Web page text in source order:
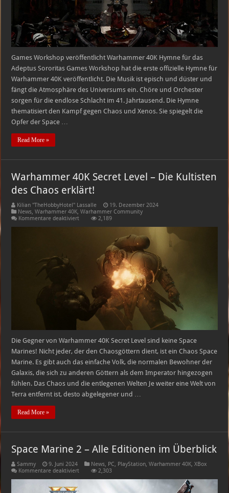
Games Workshop veröffentlicht Warhammer 40K Hymne für das
Adeptus Sororitas Games Workshop hat die erste offizielle Hymne für
Warhammer 40K veröffentlicht. Die Musik ist episch und düster und
fängt die Atmosphäre des Universums ein. Chöre und Orchester
sorgen für die endlose Schlacht im 41. Jahrtausend. Die Hymne
thematisiert den Kampf gegen Chaos und Xenos. Sie spiegelt die
Opfer der Space …
Read More »
Warhammer 40K Secret Level – Die Kultisten
des Chaos erklärt!
Kilian "TheHobbyHotel" Lassalle
19. Dezember 2024
News,Warhammer 40K,Warhammer Community
Kommentare deaktiviertfür
2,189
Die Gegner von Warhammer 40K Secret Level sind keine Space
Marines! Nicht jeder, der den Chaosgöttern dient, ist ein Chaos Space
Marine. Es gibt auch das einfache Volk, die normalen Bewohner der
Galaxis, die sich zu anderen Göttern als dem Imperator hingezogen
fühlen. Das Chaos und die entlegenen Welten Je weiter eine Welt von
Terra entfernt ist, desto abgelegener und …
Read More »
Space Marine 2 – Alle Editionen im Überblick
Sammy 9. Juni 2024 News, PC, PlayStation,Warhammer 40K,XBox
Kommentare deaktiviertfür
2,303